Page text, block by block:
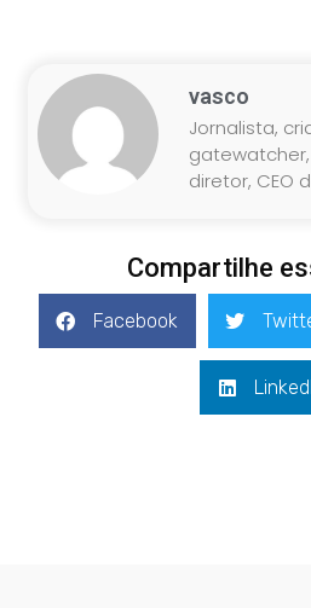
vasco
Jornalista,
diretor, CEO
Compartilhe
Facebook